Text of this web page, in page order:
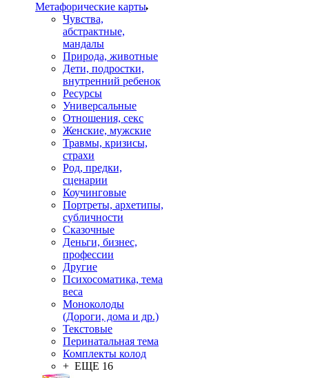
Mетафорические карты
Чувства,
абстрактные,
мандалы
Природа, животные
Дети, подростки,
внутренний ребенок
Ресурсы
Универсальные
Отношения, секс
Женские, мужские
Травмы, кризисы,
страхи
Род, предки,
сценарии
Коучинговые
Портреты, архетипы,
субличности
Сказочные
Деньги, бизнес,
профессии
Другие
Психосоматика, тема
веса
Моноколоды
(Дороги, дома и др.)
Текстовые
Перинатальная тема
Комплекты колод
+ ЕЩЕ 16